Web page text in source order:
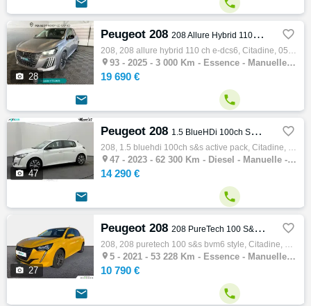

 28
Peugeot 208 208 Allure Hybrid 110 ch e-DCS6 
208, 208 allure hybrid 110 ch e-dcs6, Citadine, 05/2025, 100ch, 5cv, 3000 km, 5 portes, 5 places, Première main, Essence, Boite de vitesse …
 93 - 2025 - 3 000 Km - Essence - Manuelle - Citadine
19 690 €
 
 47
Peugeot 208 1.5 BlueHDi 100ch S&S Active Pack 
208, 1.5 bluehdi 100ch s&s active pack, Citadine, 02/2023, 102ch, 5cv, 62300 km, 5 portes, 5 places, Clim. manuelle, Diesel, Boite de vites…
 47 - 2023 - 62 300 Km - Diesel - Manuelle - Citadine
14 290 €
 
 27
Peugeot 208 208 PureTech 100 S&S BVM6 Style 
208, 208 puretech 100 s&s bvm6 style, Citadine, 09/2021, 100ch, 5cv, 53228 km, 5 portes, 5 places, Essence, Boite de vitesse manuelle, Régu…
 5 - 2021 - 53 228 Km - Essence - Manuelle - Citadine
10 790 €
 